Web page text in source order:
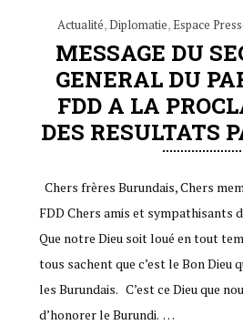
Actualité,Diplomatie,Espace
MESSAGE DU
GENERAL DU
FDD A LA
DES RESULTATS
Chers frères Burundais, Chers
FDD Chers amis et sympathisants
Que notre Dieu soit loué en tout
tous sachent que c’est le Bon Dieu
les Burundais. C’est ce Dieu que
d’honorer le Burundi. …